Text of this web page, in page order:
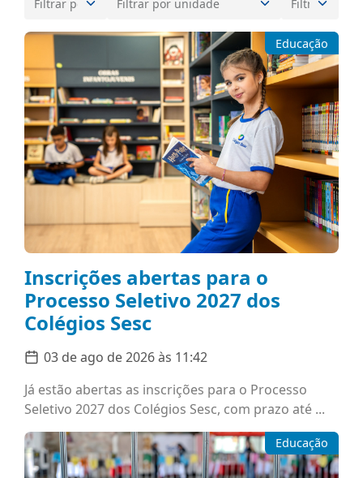
Educação
Inscrições abertas para o
Processo Seletivo 2027 dos
Colégios Sesc
03 de ago de 2026 às 11:42
Já estão abertas as inscrições para o Processo
Seletivo 2027 dos Colégios Sesc, com prazo até ...
Educação